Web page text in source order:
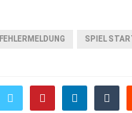
FEHLERMELDUNG SPIEL